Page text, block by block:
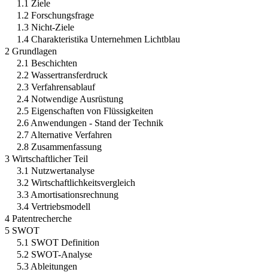
1.1 Ziele
1.2 Forschungsfrage
1.3 Nicht-Ziele
1.4 Charakteristika Unternehmen Lichtblau
2 Grundlagen
2.1 Beschichten
2.2 Wassertransferdruck
2.3 Verfahrensablauf
2.4 Notwendige Ausrüstung
2.5 Eigenschaften von Flüssigkeiten
2.6 Anwendungen - Stand der Technik
2.7 Alternative Verfahren
2.8 Zusammenfassung
3 Wirtschaftlicher Teil
3.1 Nutzwertanalyse
3.2 Wirtschaftlichkeitsvergleich
3.3 Amortisationsrechnung
3.4 Vertriebsmodell
4 Patentrecherche
5 SWOT
5.1 SWOT Definition
5.2 SWOT-Analyse
5.3 Ableitungen